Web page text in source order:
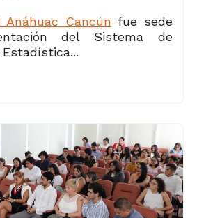
Anáhuac Cancún fue sede
del Sistema de